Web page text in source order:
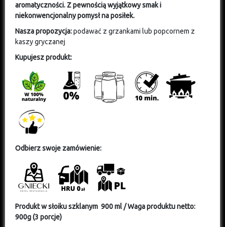
aromatyczności. Z pewnością wyjątkowy smak i
niekonwencjonalny pomysł na posiłek.
Nasza propozycja:podawać z grzankami lub popcornem z
kaszy gryczanej
Kupujesz produkt:
Odbierz swoje zamówienie:
Produkt w słoiku szklanym 900 ml / Waga produktu netto:
900g (3 porcje)